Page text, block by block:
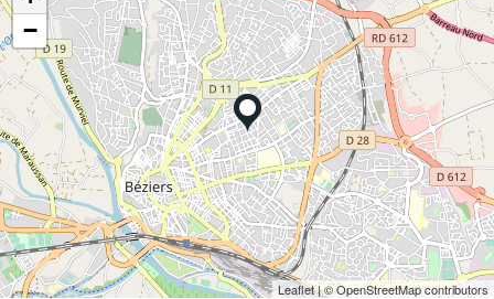
−
Leaflet| © OpenStreetMap contributors